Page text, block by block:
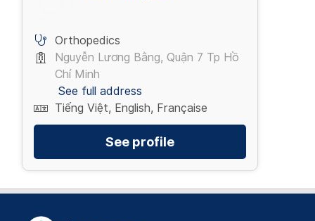
Orthopedics
Nguyễn Lương Bằng, Quận 7 Tp Hồ
Chí Minh
See full address
Tiếng Việt, English, Française
See profile